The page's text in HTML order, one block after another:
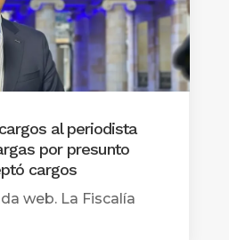
al periodista
por presunto
cargos
web. La Fiscalía